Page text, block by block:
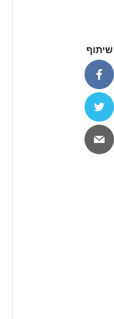
שיתוף